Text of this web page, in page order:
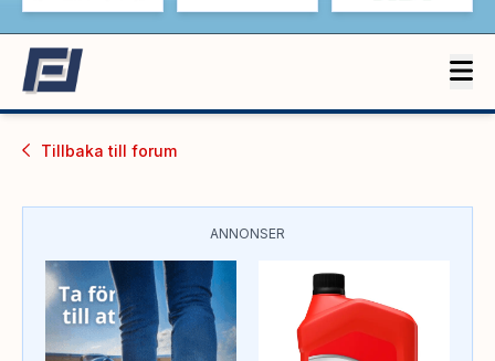
Tillbaka till forum
ANNONSER